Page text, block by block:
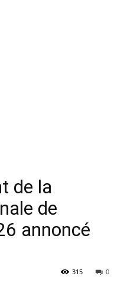
de la
de
annoncé
0
315